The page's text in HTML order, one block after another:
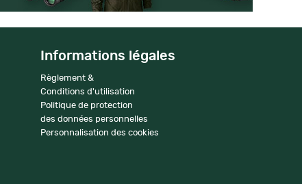
Informations légales
Règlement &
Conditions d'utilisation
Politique de protection
des données personnelles
Personnalisation des cookies